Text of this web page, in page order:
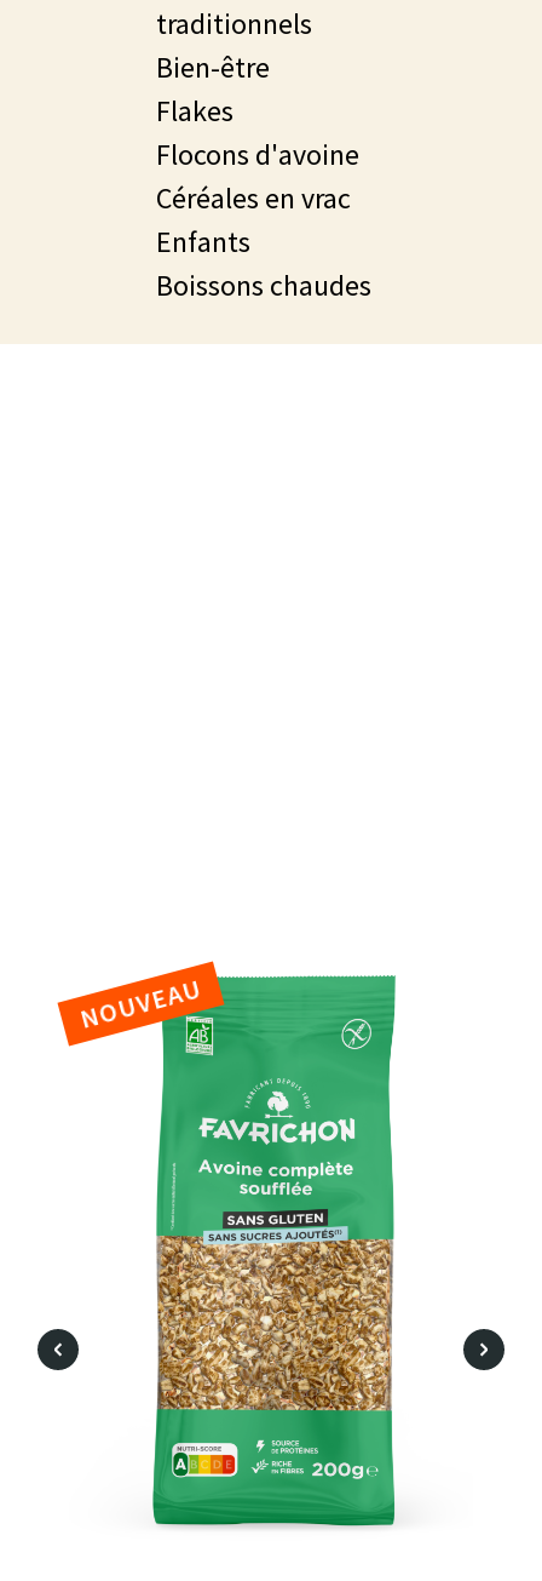
traditionnels
Bien-être
Flakes
Flocons d'avoine
Céréales en vrac
Enfants
Boissons chaudes
NOUVEAU